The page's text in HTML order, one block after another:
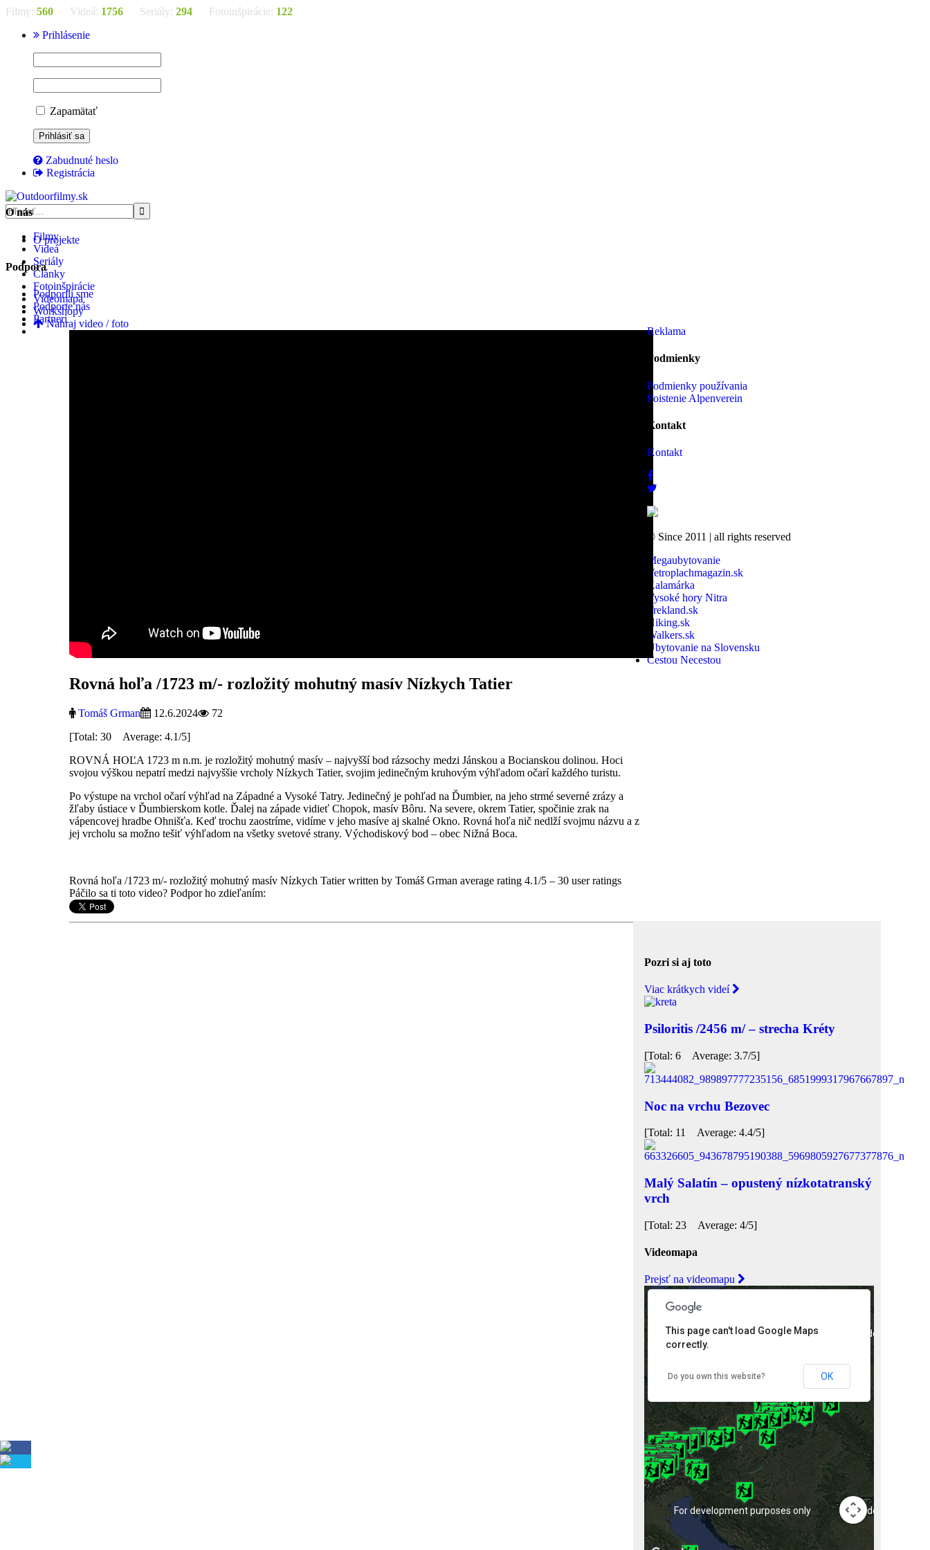
Filmy: 560 Videá: 1756 Seriály: 294 Fotoinšpirácie: 122
Prihlásenie
Zapamätať
Zabudnuté heslo
Registrácia
Filmy
Videá
Seriály
Články
Fotoinšpirácie
Videomapa
Workshopy
Nahraj video / foto
Rovná hoľa /1723 m/- rozložitý mohutný masív Nízkych Tatier
Tomáš Grman 12.6.2024
72
[Total: 30 Average: 4.1/5]
ROVNÁ HOĽA 1723 m n.m. je rozložitý mohutný masív – najvyšší bod rázsochy medzi Jánskou a Bocianskou dolinou. Hoci
svojou výškou nepatrí medzi najvyššie vrcholy Nízkych Tatier, svojim jedinečným kruhovým výhľadom očarí každého turistu.
Po výstupe na vrchol očarí výhľad na Západné a Vysoké Tatry. Jedinečný je pohľad na Ďumbier, na jeho strmé severné zrázy a
žľaby ústiace v Ďumbierskom kotle. Ďalej na západe vidieť Chopok, masív Bôru. Na severe, okrem Tatier, spočinie zrak na
vápencovej hradbe Ohnišťa. Keď trochu zaostríme, vidíme v jeho masíve aj skalné Okno. Rovná hoľa nič nedlží svojmu názvu a z
jej vrcholu sa možno tešiť výhľadom na všetky svetové strany. Východiskový bod – obec Nižná Boca.
Rovná hoľa /1723 m/- rozložitý mohutný masív Nízkych Tatierwritten by Tomáš Grman average rating 4.1/5 – 30 user ratings
Páčilo sa ti toto video? Podpor ho zdieľaním:
Pozri si aj toto
Viac krátkych videí
Psiloritis /2456 m/ – strecha Kréty
[Total: 6 Average: 3.7/5]
Noc na vrchu Bezovec
[Total: 11 Average: 4.4/5]
Malý Salatín – opustený nízkotatranský
vrch
[Total: 23 Average: 4/5]
Videomapa
Prejsť na videomapu
For development purposes only
For development purposes only
For
For
This page can't load Google Maps
correctly.
Do you own this website? OK
O nás
O projekte
Podpora
Podporili sme
Podporte nás
Partneri
Reklama
Podmienky
Podmienky používania
Poistenie Alpenverein
Kontakt
Kontakt
© Since 2011 | all rights reserved
Megaubytovanie
Vetroplachmagazin.sk
Kalamárka
Vysoké hory Nitra
Trekland.sk
Hiking.sk
Walkers.sk
Ubytovanie na Slovensku
Cestou Necestou